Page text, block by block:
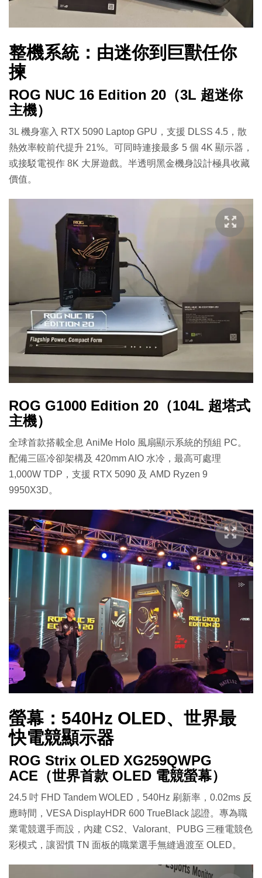
整機系統：由迷你到巨獸任你
揀
ROG NUC 16 Edition 20（3L 超迷你
主機）
3L 機身塞入 RTX 5090 Laptop GPU，支援 DLSS 4.5，散
熱效率較前代提升 21%。可同時連接最多 5 個 4K 顯示器，
或接駁電視作 8K 大屏遊戲。半透明黑金機身設計極具收藏
價值。
ROG G1000 Edition 20（104L 超塔式
主機）
全球首款搭載全息 AniMe Holo 風扇顯示系統的預組 PC。
配備三區冷卻架構及 420mm AIO 水冷，最高可處理
1,000W TDP，支援 RTX 5090 及 AMD Ryzen 9
9950X3D。
螢幕：540Hz OLED、世界最
快電競顯示器
ROG Strix OLED XG259QWPG
ACE（世界首款 OLED 電競螢幕）
24.5 吋 FHD Tandem WOLED，540Hz 刷新率，0.02ms 反
應時間，VESA DisplayHDR 600 TrueBlack 認證。專為職
業電競選手而設，內建 CS2、Valorant、PUBG 三種電競色
彩模式，讓習慣 TN 面板的職業選手無縫過渡至 OLED。